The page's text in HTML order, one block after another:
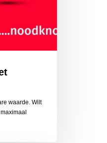
waarde. Wilt